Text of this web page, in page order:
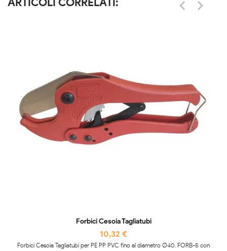
 
Forbici Cesoia Tagliatubi
10,32 €
Forbici Cesoia Tagliatubi per PE PP PVC fino al diametro Ø40. FORB-5 con